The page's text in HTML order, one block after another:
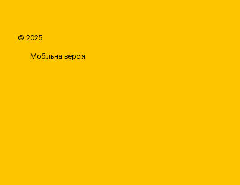
© 2025
Мобільна версія